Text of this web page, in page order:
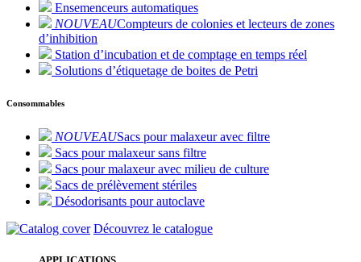
Ensemenceurs automatiques
NOUVEAUCompteurs de colonies et lecteurs de zones
d’inhibition
Station d’incubation et de comptage en temps réel
Solutions d’étiquetage de boites de Petri
Consommables
NOUVEAUSacs pour malaxeur avec filtre
Sacs pour malaxeur sans filtre
Sacs pour malaxeur avec milieu de culture
Sacs de prélèvement stériles
Désodorisants pour autoclave
Découvrez le catalogue